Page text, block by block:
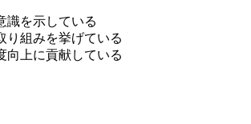
識を示している
り組みを挙げている
向上に貢献している